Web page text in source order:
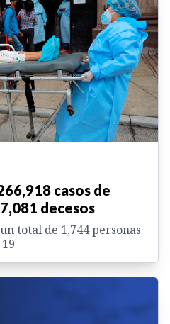
casos de
decesos
total de 1,744 personas